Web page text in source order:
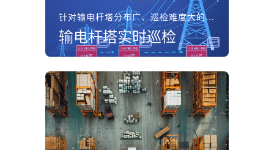
针对输电杆塔分布广、巡检难度大的问题，坤锐电子部署基于Q...
输电杆塔实时巡检